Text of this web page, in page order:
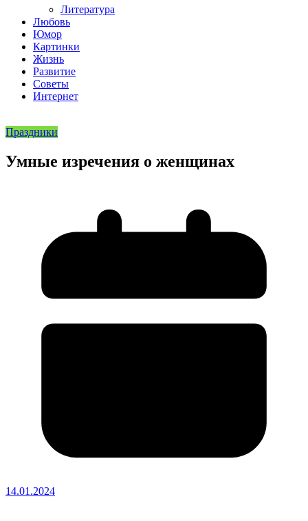
Литература
Любовь
Юмор
Картинки
Жизнь
Развитие
Советы
Интернет
Праздники
Умные изречения о женщинах
14.01.2024